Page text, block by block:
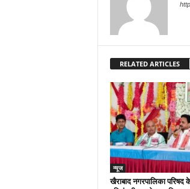
RELATED ARTICLES
न्यूज
खैराबाद नगरपालिका परिषद के